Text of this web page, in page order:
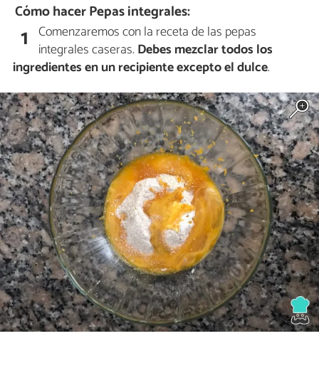
Cómo hacer Pepas integrales:
1 Comenzaremos con la receta de las pepas
integrales caseras. Debes mezclar todos los
ingredientes en un recipiente excepto el dulce.